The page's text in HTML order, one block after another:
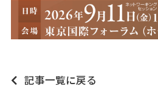
記事一覧に戻る